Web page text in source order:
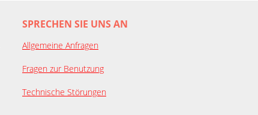
SPRECHEN SIE UNS AN
Allgemeine Anfragen
Fragen zur Benutzung
Technische Störungen